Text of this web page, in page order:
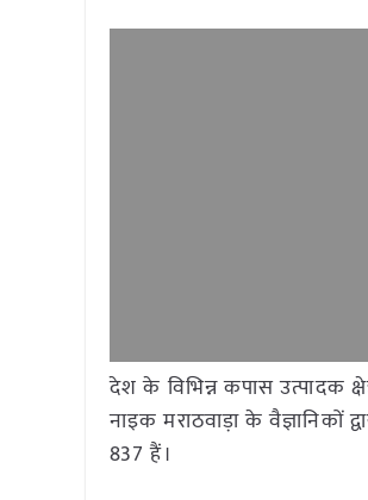
देश के विभिन्न कपास उत्पादक
नाइक मराठवाड़ा के वैज्ञानिकों
837 हैं।